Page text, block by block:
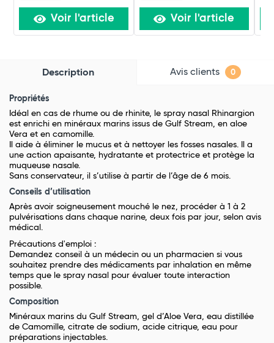
Voir l'article Voir l'article
Description Avis clients 0
Propriétés
Idéal en cas de rhume ou de rhinite, le spray nasal Rhinargion
est enrichi en minéraux marins issus de Gulf Stream, en aloe
Vera et en camomille.
Il aide à éliminer le mucus et à nettoyer les fosses nasales. Il a
une action apaisante, hydratante et protectrice et protège la
muqueuse nasale.
Sans conservateur, il s’utilise à partir de l’âge de 6 mois.
Conseils d’utilisation
Après avoir soigneusement mouché le nez, procéder à 1 à 2
pulvérisations dans chaque narine, deux fois par jour, selon avis
médical.
Précautions d'emploi :
Demandez conseil à un médecin ou un pharmacien si vous
souhaitez prendre des médicaments par inhalation en même
temps que le spray nasal pour évaluer toute interaction
possible.
Composition
Minéraux marins du Gulf Stream, gel d’Aloe Vera, eau distillée
de Camomille, citrate de sodium, acide citrique, eau pour
préparations injectables.